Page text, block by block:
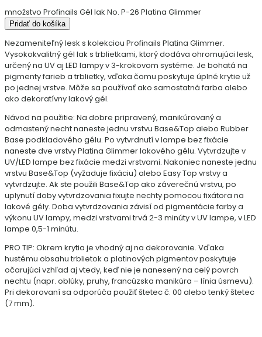
množstvo Profinails Gél lak No. P-26 Platina Glimmer
Pridať do košíka
Nezameniteľný lesk s kolekciou Profinails Platina Glimmer.
Vysokokvalitný gél lak s trblietkami, ktorý dodáva ohromujúci lesk,
určený na UV aj LED lampy v 3-krokovom systéme. Je bohatá na
pigmenty farieb a trblietky, vďaka čomu poskytuje úplné krytie už
po jednej vrstve. Môže sa používať ako samostatná farba alebo
ako dekoratívny lakový gél.
Návod na použitie: Na dobre pripravený, manikúrovaný a
odmastený necht naneste jednu vrstvu Base&Top alebo Rubber
Base podkladového gélu. Po vytvrdnutí v lampe bez fixácie
naneste dve vrstvy Platina Glimmer lakového gélu. Vytvrdzujte v
UV/LED lampe bez fixácie medzi vrstvami. Nakoniec naneste jednu
vrstvu Base&Top (vyžaduje fixáciu) alebo Easy Top vrstvy a
vytvrdzujte. Ak ste použili Base&Top ako záverečnú vrstvu, po
uplynutí doby vytvrdzovania fixujte nechty pomocou fixátora na
lakové gély. Doba vytvrdzovania závisí od pigmentácie farby a
výkonu UV lampy, medzi vrstvami trvá 2-3 minúty v UV lampe, v LED
lampe 0,5-1 minútu.
PRO TIP: Okrem krytia je vhodný aj na dekorovanie. Vďaka
hustému obsahu trblietok a platinových pigmentov poskytuje
očarujúci vzhľad aj vtedy, keď nie je nanesený na celý povrch
nechtu (napr. oblúky, pruhy, francúzska manikúra – línia úsmevu).
Pri dekorovaní sa odporúča použiť štetec č. 00 alebo tenký štetec
(7 mm).